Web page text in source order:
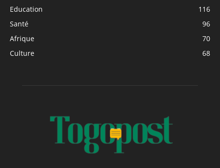
Education
116
Santé
96
Afrique
70
Culture
68